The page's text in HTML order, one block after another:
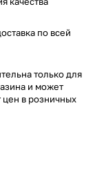
по всей
только для
и может
цен в розничных